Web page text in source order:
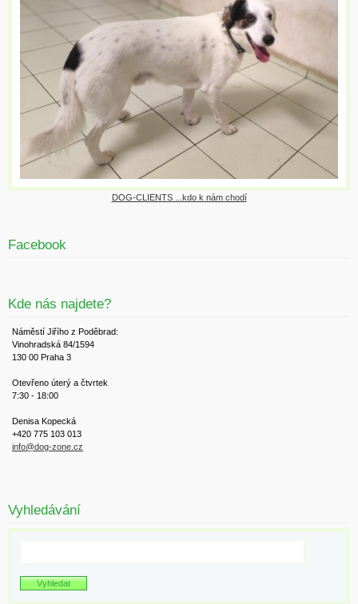
DOG-CLIENTS ...kdo k nám chodí
Facebook
Kde nás najdete?
Náměstí Jiřího z Poděbrad:
Vinohradská 84/1594
130 00 Praha 3
Otevřeno úterý a čtvrtek
7:30 - 18:00
Denisa Kopecká
+420 775 103 013
info@dog-zone.cz
Vyhledávání